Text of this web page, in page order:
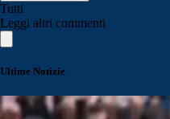
Tutti
Leggi altri commenti
Ultime Notizie